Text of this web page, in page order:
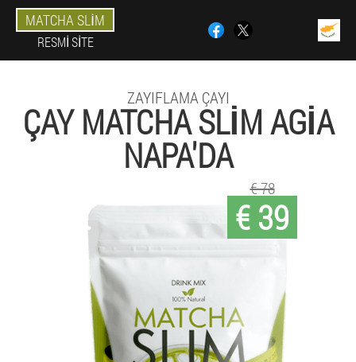
MATCHA SLIM
RESMI SITE
ZAYIFLAMA ÇAYI
ÇAY MATCHA SLIM AGIA
NAPA'DA
€ 39
€ 78